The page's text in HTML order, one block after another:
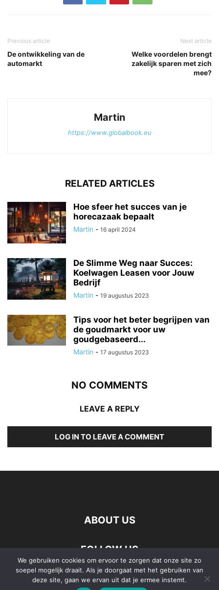
Previous article
De ontwikkeling van de
automarkt
Next article
Welke voordelen brengt
zakelijk sparen met zich
mee?
Martin
https://www.globalbook.eu
RELATED ARTICLES
Hoe sfeer het succes van je
horecazaak bepaalt
Martin - 16 april 2024
De Slimme Weg naar Succes:
Koelwagen Leasen voor Jouw
Bedrijf
Martin - 19 augustus 2023
Tips voor het beter begrijpen van
de goudmarkt voor uw
goudgebaseerd...
Martin - 17 augustus 2023
NO COMMENTS
LEAVE A REPLY
LOG IN TO LEAVE A COMMENT
ABOUT US
FOLLOW US
We gebruiken cookies om ervoor te zorgen dat onze site zo
soepel mogelijk draait. Als je doorgaat met het gebruiken van
deze site, gaan we ervan uit dat je ermee instemt.